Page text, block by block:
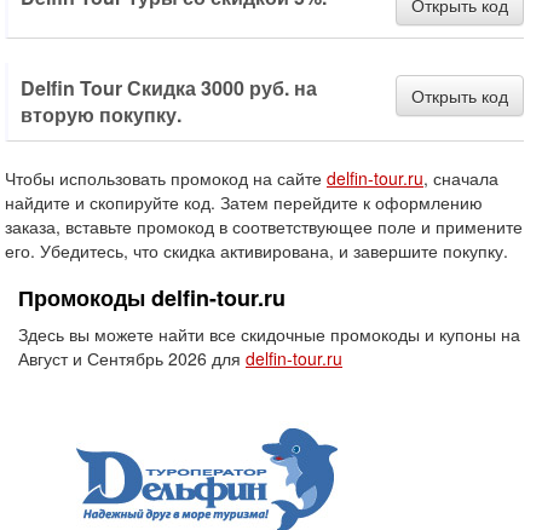
Открыть код
Delfin Tour Скидка 3000 руб. на
вторую покупку.
Открыть код
Чтобы использовать промокод на сайте delfin-tour.ru, сначала
найдите и скопируйте код. Затем перейдите к оформлению
заказа, вставьте промокод в соответствующее поле и примените
его. Убедитесь, что скидка активирована, и завершите покупку.
Промокоды delfin-tour.ru
Здесь вы можете найти все скидочные промокоды и купоны на
Август и Сентябрь 2026 для delfin-tour.ru